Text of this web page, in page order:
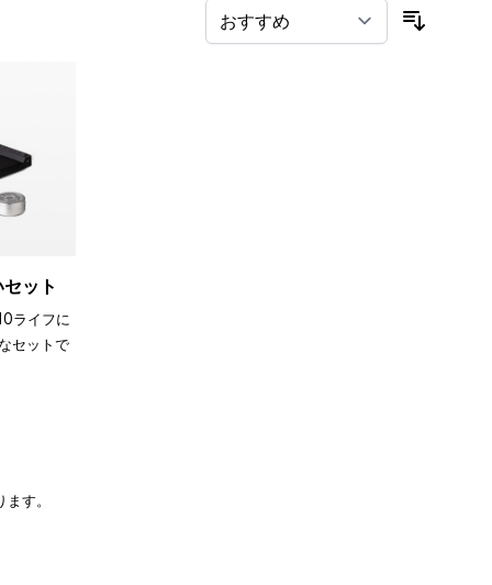
ット
ライフに
セットで
す。